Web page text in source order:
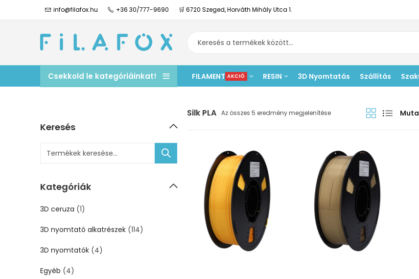
info@filafox.hu +36 30/777-9690 🛒 6720 Szeged, Horváth Mihály Utca 1.
Csekkold le kategóriáinkat! FILAMENT AKCIÓ RESIN 3D Nyomtatás Szállítás
Silk PLA Az összes 5 eredmény megjelenítése
Keresés
Kategóriák
3D ceruza (1)
3D nyomtató alkatrészek (114)
3D nyomtatók (4)
Egyéb (4)